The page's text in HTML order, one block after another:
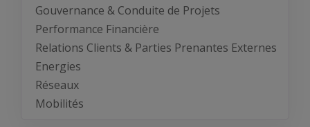
Gouvernance & Conduite de Projets
Performance Financière
Relations Clients & Parties Prenantes Externes
Energies
Réseaux
Mobilités